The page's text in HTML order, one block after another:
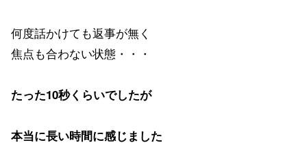
何度話かけても返事が無く
焦点も合わない状態・・・
たった10秒くらいでしたが
本当に長い時間に感じました